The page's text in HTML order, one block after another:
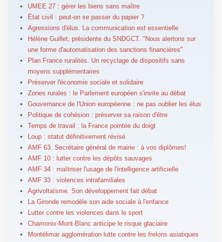
UMEE 27 : gérer les biens sans maître
État civil : peut-on se passer du papier ?
Agressions d'élus. La communication est essentielle
Hélène Guillet, présidente du SNDGCT. "Nous alertons sur
une forme d'automatisation des sanctions financières"
Plan France ruralités. Un recyclage de dispositifs sans
moyens supplémentaires
Préserver l'économie sociale et solidaire
Zones rurales : le Parlement européen s'invite au débat
Gouvernance de l'Union européenne : ne pas oublier les élus
Politique de cohésion : préserver sa raison d'être
Temps de travail : la France pointée du doigt
Loup : statut définitivement révisé
AMF 63. Secrétaire général de mairie : à vos diplômes!
AMF 10 : lutter contre les dépôts sauvages
AMF 34 : maîtriser l'usage de l'intelligence artificielle
AMF 33 : violences intrafamiliales
Agrivoltaïsme. Son développement fait débat
La Gironde remodèle son aide sociale à l'enfance
Lutter contre les violences dans le sport
Chamonix-Mont-Blanc anticipe le risque glaciaire
Montélimar agglomération lutte contre les frelons asiatiques